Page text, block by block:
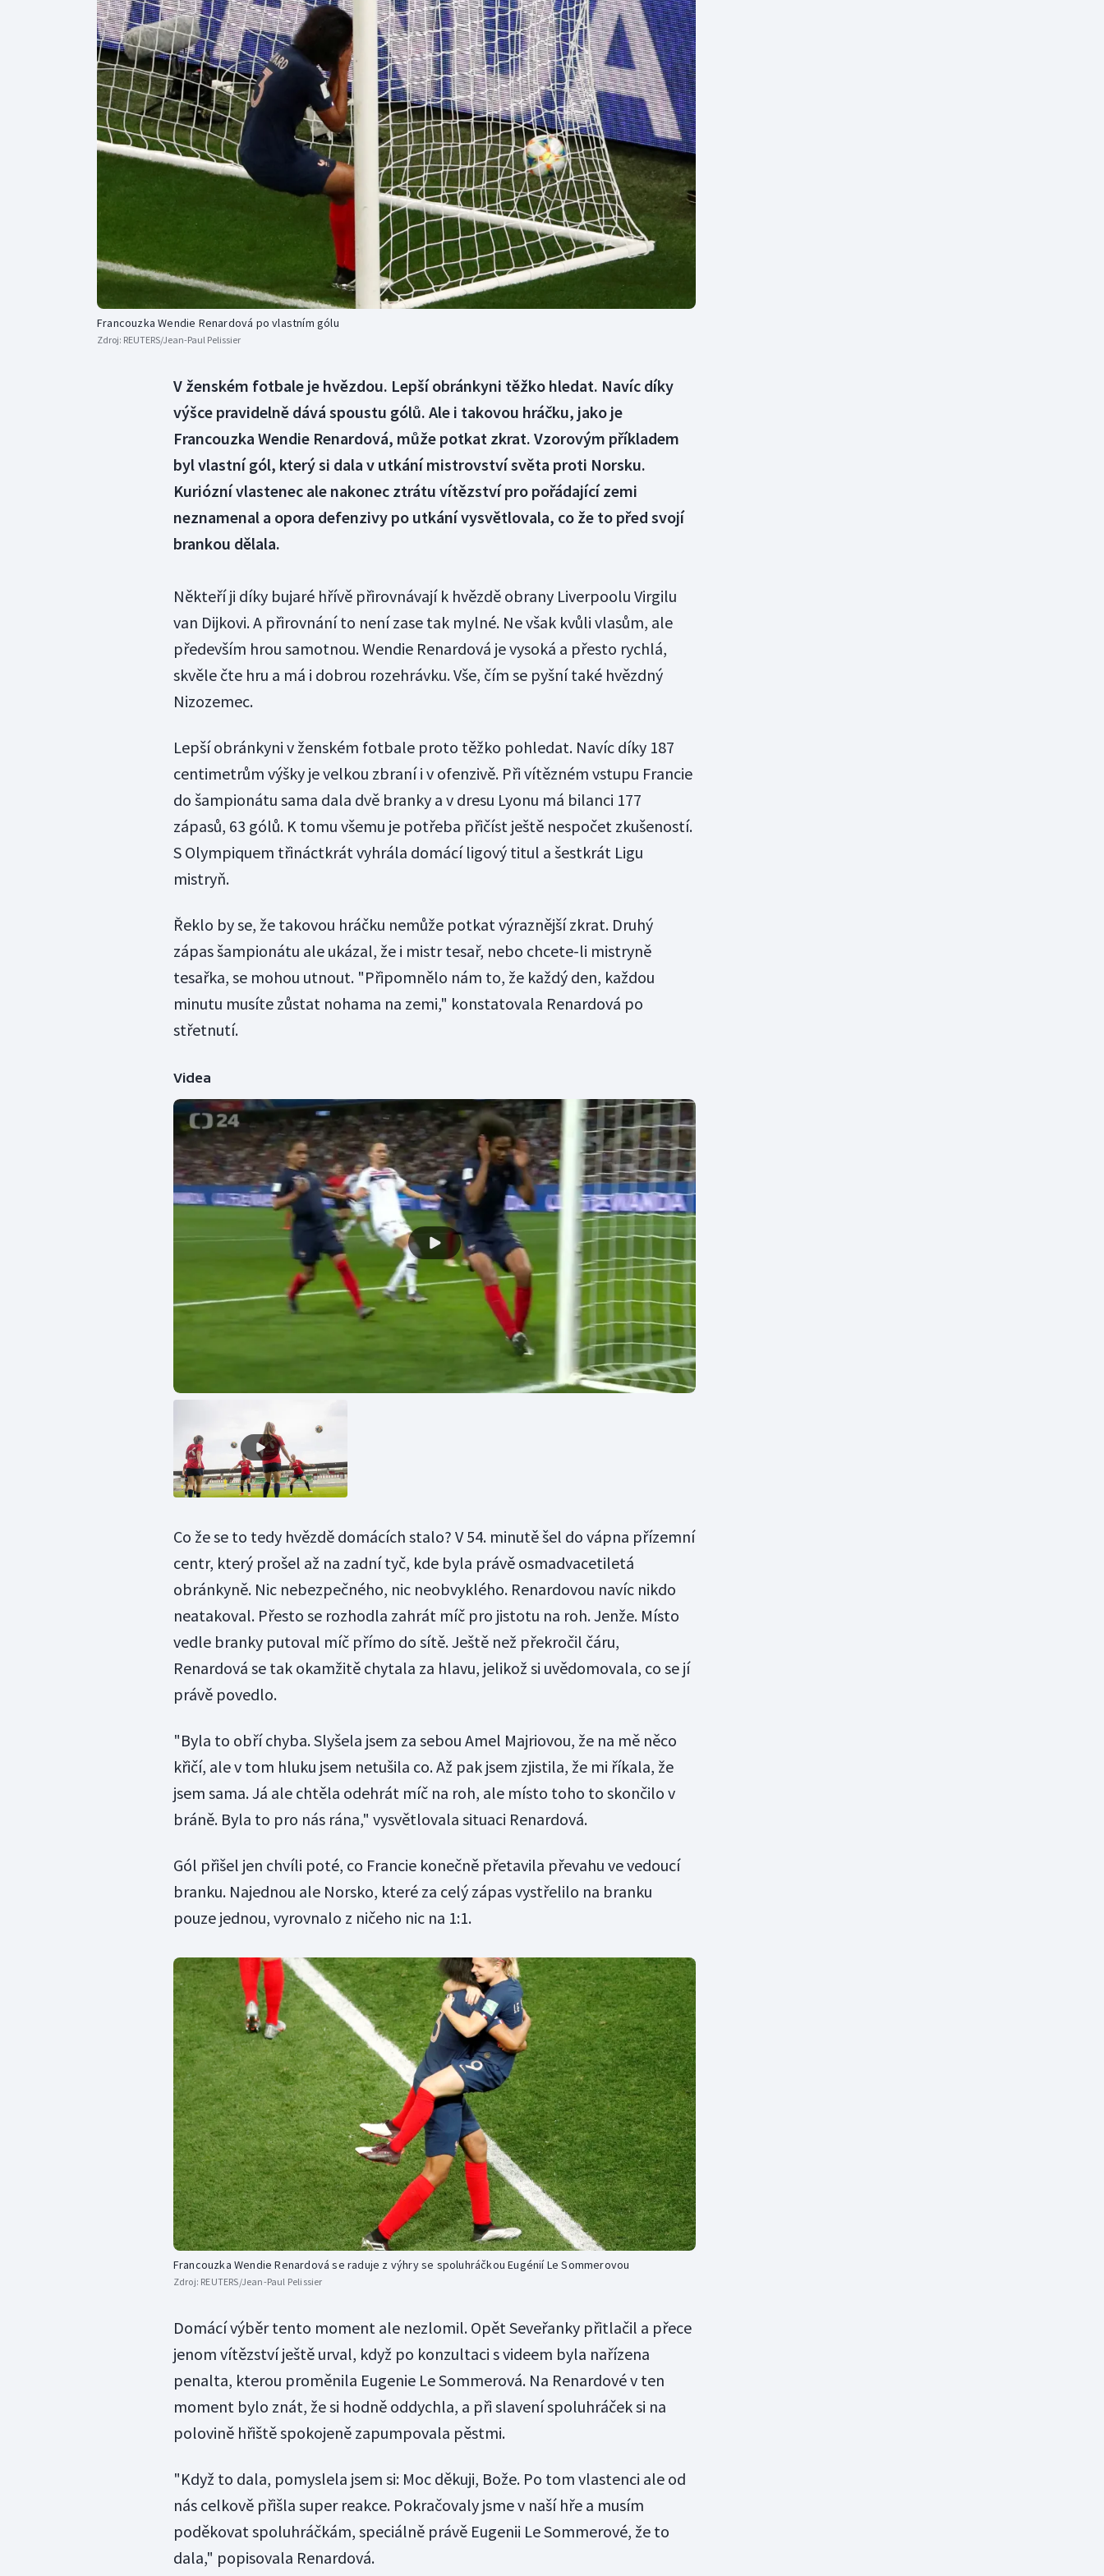
Curling
Dostihy
Florbal
Gymnastika
Moderní pětiboj
Motorsport
Olympijské hry
Parasport
Plavání
Plážový volejbal
Triatlon
Veslování
Vodní slalom
Volejbal
Ostatní
Francouzka Wendie Renardová po vlastním gólu
Zdroj: REUTERS/Jean-Paul Pelissier
V ženském fotbale je hvězdou. Lepší obránkyni těžko hledat. Navíc díky
výšce pravidelně dává spoustu gólů. Ale i takovou hráčku, jako je
Francouzka Wendie Renardová, může potkat zkrat. Vzorovým příkladem
byl vlastní gól, který si dala v utkání mistrovství světa proti Norsku.
Kuriózní vlastenec ale nakonec ztrátu vítězství pro pořádající zemi
neznamenal a opora defenzivy po utkání vysvětlovala, co že to před svojí
brankou dělala.
Někteří ji díky bujaré hřívě přirovnávají k hvězdě obrany Liverpoolu Virgilu
van Dijkovi. A přirovnání to není zase tak mylné. Ne však kvůli vlasům, ale
především hrou samotnou. Wendie Renardová je vysoká a přesto rychlá,
skvěle čte hru a má i dobrou rozehrávku. Vše, čím se pyšní také hvězdný
Nizozemec.
Lepší obránkyni v ženském fotbale proto těžko pohledat. Navíc díky 187
centimetrům výšky je velkou zbraní i v ofenzivě. Při vítězném vstupu Francie
do šampionátu sama dala dvě branky a v dresu Lyonu má bilanci 177
zápasů, 63 gólů. K tomu všemu je potřeba přičíst ještě nespočet zkušeností.
S Olympiquem třináctkrát vyhrála domácí ligový titul a šestkrát Ligu
mistryň.
Řeklo by se, že takovou hráčku nemůže potkat výraznější zkrat. Druhý
zápas šampionátu ale ukázal, že i mistr tesař, nebo chcete-li mistryně
tesařka, se mohou utnout. "Připomnělo nám to, že každý den, každou
minutu musíte zůstat nohama na zemi," konstatovala Renardová po
střetnutí.
Videa
Co že se to tedy hvězdě domácích stalo? V 54. minutě šel do vápna přízemní
centr, který prošel až na zadní tyč, kde byla právě osmadvacetiletá
obránkyně. Nic nebezpečného, nic neobvyklého. Renardovou navíc nikdo
neatakoval. Přesto se rozhodla zahrát míč pro jistotu na roh. Jenže. Místo
vedle branky putoval míč přímo do sítě. Ještě než překročil čáru,
Renardová se tak okamžitě chytala za hlavu, jelikož si uvědomovala, co se jí
právě povedlo.
"Byla to obří chyba. Slyšela jsem za sebou Amel Majriovou, že na mě něco
křičí, ale v tom hluku jsem netušila co. Až pak jsem zjistila, že mi říkala, že
jsem sama. Já ale chtěla odehrát míč na roh, ale místo toho to skončilo v
bráně. Byla to pro nás rána," vysvětlovala situaci Renardová.
Gól přišel jen chvíli poté, co Francie konečně přetavila převahu ve vedoucí
branku. Najednou ale Norsko, které za celý zápas vystřelilo na branku
pouze jednou, vyrovnalo z ničeho nic na 1:1.
Francouzka Wendie Renardová se raduje z výhry se spoluhráčkou Eugénií Le Sommerovou
Zdroj: REUTERS/Jean-Paul Pelissier
Domácí výběr tento moment ale nezlomil. Opět Seveřanky přitlačil a přece
jenom vítězství ještě urval, když po konzultaci s videem byla nařízena
penalta, kterou proměnila Eugenie Le Sommerová. Na Renardové v ten
moment bylo znát, že si hodně oddychla, a při slavení spoluhráček si na
polovině hřiště spokojeně zapumpovala pěstmi.
"Když to dala, pomyslela jsem si: Moc děkuji, Bože. Po tom vlastenci ale od
nás celkově přišla super reakce. Pokračovaly jsme v naší hře a musím
poděkovat spoluhráčkám, speciálně právě Eugenii Le Sommerové, že to
dala," popisovala Renardová.